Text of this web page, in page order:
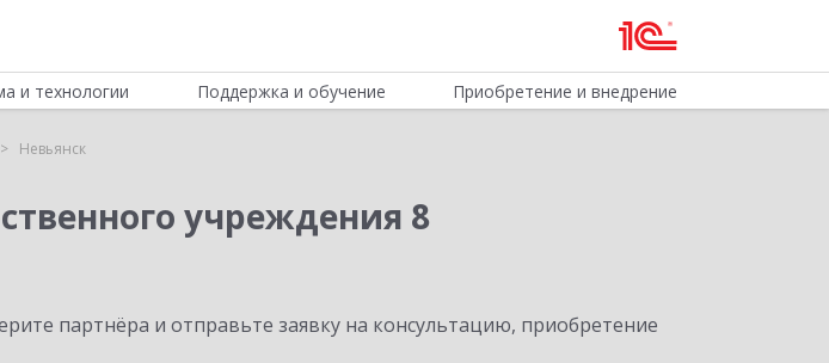
и технологии Поддержка и обучение Приобретение и внедрение
Невьянск
учреждения 8
партнёра и отправьте заявку на консультацию, приобретение